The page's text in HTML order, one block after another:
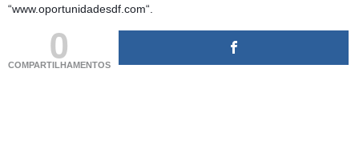
“www.oportunidadesdf.com“.
0
COMPARTILHAMENTOS